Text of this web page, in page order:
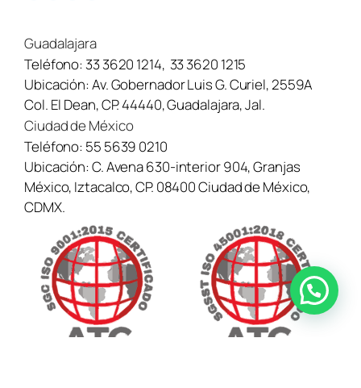
Guadalajara
Teléfono:33 3620 1214, 33 3620 1215
Ubicación:Av. Gobernador Luis G. Curiel, 2559A
Col. El Dean, CP. 44440, Guadalajara, Jal.
Ciudad de México
Teléfono: 55 5639 0210
Ubicación:C. Avena 630-interior 904, Granjas
México, Iztacalco, CP. 08400 Ciudad de México,
CDMX.
¿Necesitas ayuda? Contáctanos aquí →